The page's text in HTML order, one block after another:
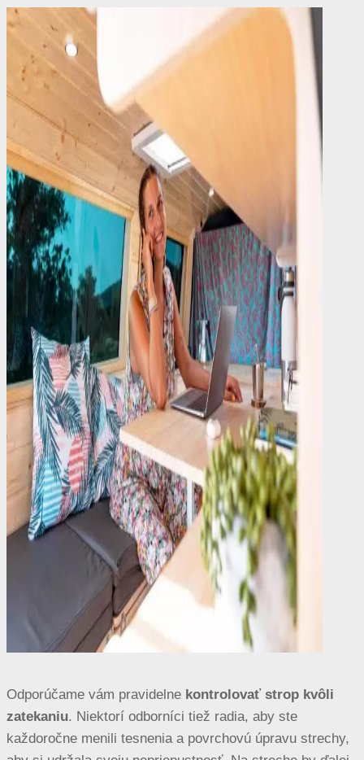
Odporúčame vám pravidelne kontrolovať strop kvôli
zatekaniu. Niektorí odborníci tiež radia, aby ste
každoročne menili tesnenia a povrchovú úpravu strechy,